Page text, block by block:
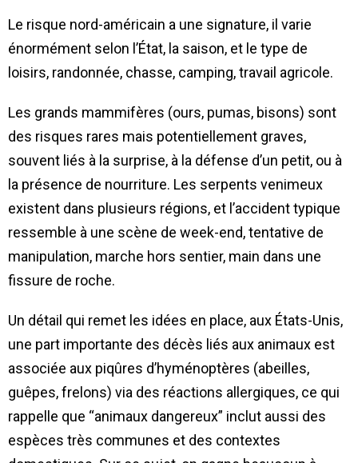
Le risque nord-américain a une signature, il varie
énormément selon l’État, la saison, et le type de
loisirs, randonnée, chasse, camping, travail agricole.
Les grands mammifères (ours, pumas, bisons) sont
des risques rares mais potentiellement graves,
souvent liés à la surprise, à la défense d’un petit, ou à
la présence de nourriture. Les serpents venimeux
existent dans plusieurs régions, et l’accident typique
ressemble à une scène de week-end, tentative de
manipulation, marche hors sentier, main dans une
fissure de roche.
Un détail qui remet les idées en place, aux États-Unis,
une part importante des décès liés aux animaux est
associée aux piqûres d’hyménoptères (abeilles,
guêpes, frelons) via des réactions allergiques, ce qui
rappelle que “animaux dangereux” inclut aussi des
espèces très communes et des contextes